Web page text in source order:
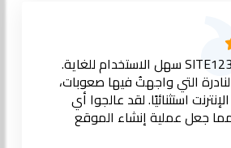
من تجربتي، يُعدّ SITE123 سهل الاستخدام للغاية.
التي واجهتُ فيها صعوبات،
استثنائيًا. لقد عالجوا أي
جعل عملية إنشاء الموقع